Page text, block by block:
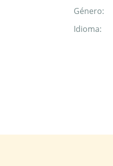
Género:
Idioma: